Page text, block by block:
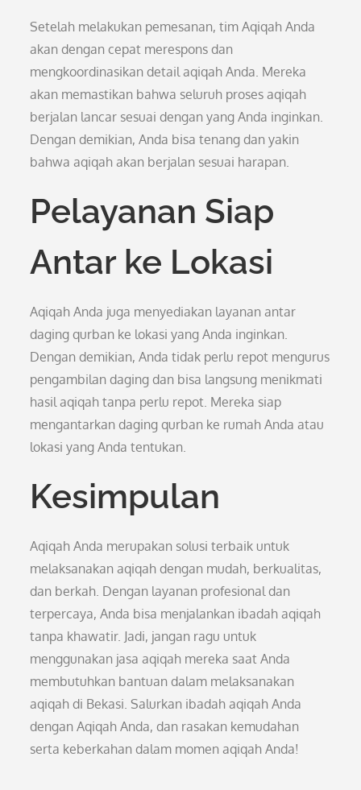
Setelah melakukan pemesanan, tim Aqiqah Anda
akan dengan cepat merespons dan
mengkoordinasikan detail aqiqah Anda. Mereka
akan memastikan bahwa seluruh proses aqiqah
berjalan lancar sesuai dengan yang Anda inginkan.
Dengan demikian, Anda bisa tenang dan yakin
bahwa aqiqah akan berjalan sesuai harapan.
Pelayanan Siap
Antar ke Lokasi
Aqiqah Anda juga menyediakan layanan antar
daging qurban ke lokasi yang Anda inginkan.
Dengan demikian, Anda tidak perlu repot mengurus
pengambilan daging dan bisa langsung menikmati
hasil aqiqah tanpa perlu repot. Mereka siap
mengantarkan daging qurban ke rumah Anda atau
lokasi yang Anda tentukan.
Kesimpulan
Aqiqah Anda merupakan solusi terbaik untuk
melaksanakan aqiqah dengan mudah, berkualitas,
dan berkah. Dengan layanan profesional dan
terpercaya, Anda bisa menjalankan ibadah aqiqah
tanpa khawatir. Jadi, jangan ragu untuk
menggunakan jasa aqiqah mereka saat Anda
membutuhkan bantuan dalam melaksanakan
aqiqah di Bekasi. Salurkan ibadah aqiqah Anda
dengan Aqiqah Anda, dan rasakan kemudahan
serta keberkahan dalam momen aqiqah Anda!